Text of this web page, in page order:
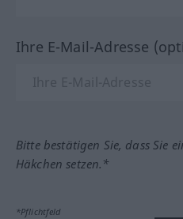
Ihre E-Mail-Adresse
Bitte bestätigen Sie, dass Sie
Häkchen setzen.*
*Pflichtfeld